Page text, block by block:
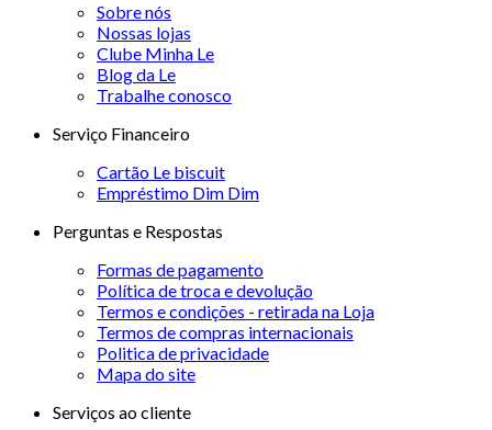
Sobre nós
Nossas lojas
Clube Minha Le
Blog da Le
Trabalhe conosco
Serviço Financeiro
Cartão Le biscuit
Empréstimo Dim Dim
Perguntas e Respostas
Formas de pagamento
Política de troca e devolução
Termos e condições - retirada na Loja
Termos de compras internacionais
Politica de privacidade
Mapa do site
Serviços ao cliente